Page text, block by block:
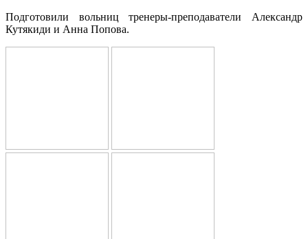
Подготовили вольниц тренеры-преподаватели Александр
Кутякиди и Анна Попова.